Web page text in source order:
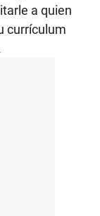
a quien
currículum